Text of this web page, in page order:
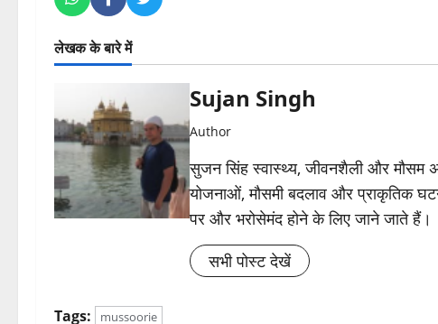
लेखक के बारे में
Sujan Singh
Author
सुजन सिंह स्वास्थ्य, जीवनशैली और मौसम
योजनाओं, मौसमी बदलाव और प्राकृतिक
पर और भरोसेमंद होने के लिए जाने जाते हैं।
सभी पोस्ट देखें
Tags: mussoorie